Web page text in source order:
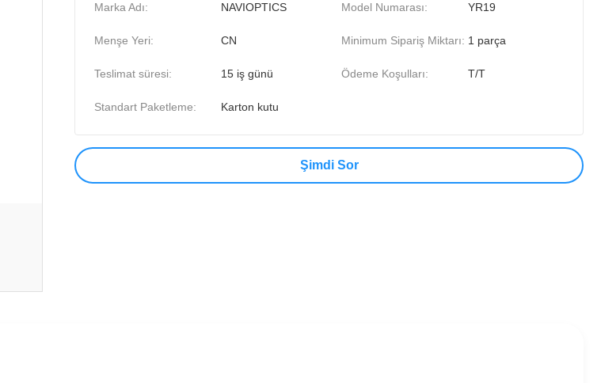
Marka Adı: NAVIOPTICS Model Numarası: YR19
Menşe Yeri: CN Minimum Sipariş Miktarı: 1 parça
Teslimat süresi: 15 iş günü Ödeme Koşulları: T/T
Standart Paketleme: Karton kutu
Şimdi Sor